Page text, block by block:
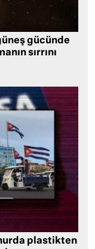
gücünde
sırrını
plastikten